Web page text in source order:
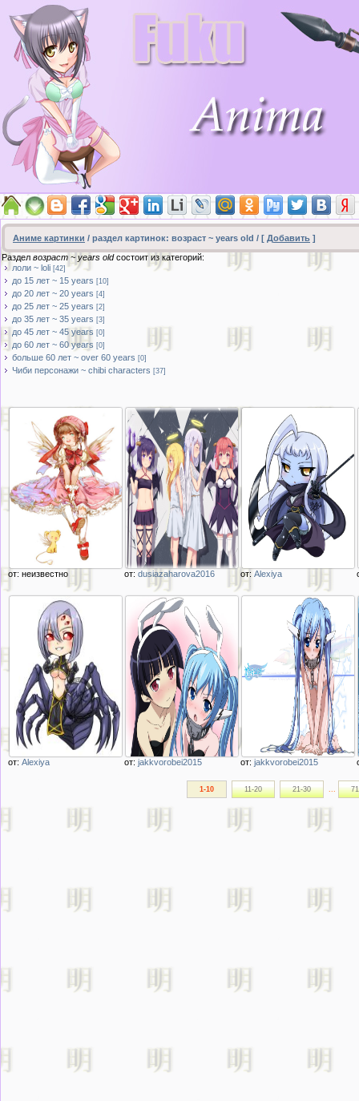
Аниме картинки / раздел картинок: возраст ~ years old / [ Добавить ]
Раздел возраст ~ years oldсостоит из категорий:
лоли ~ loli [42]
до 15 лет ~ 15 years [10]
до 20 лет ~ 20 years [4]
до 25 лет ~ 25 years [2]
до 35 лет ~ 35 years [3]
до 45 лет ~ 45 years [0]
до 60 лет ~ 60 years [0]
больше 60 лет ~ over 60 years [0]
Чиби персонажи ~ chibi characters [37]
Описание
изображения
Киномото Сакура из
аниме Card Captor
Sakura
от: неизвестно
Описание
изображения
ангелы и демоны
из мульт сериала
Лентяйка Габриэль
от: dusiazaharova2016
Описание
изображения
чиби девушка Лала
из аниме monster
musume no iru
от: Alexiya
изображения
musume no iru
от: Alexiya
изображения
от: jakkvorobei2015
Описание
изображения
серила Падшая с
небес Ангел
от: jakkvorobei2015
1-10 11-20 21-30 ...